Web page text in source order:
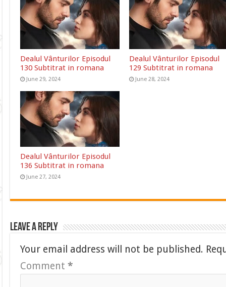
Dealul Vânturilor Episodul
130 Subtitrat in romana
June 29, 2024
Dealul Vânturilor Episodul
129 Subtitrat in romana
June 28, 2024
Dealul Vânturilor Episodul
136 Subtitrat in romana
June 27, 2024
Leave a Reply
Your email address will not be published.
Comment*